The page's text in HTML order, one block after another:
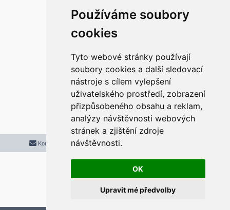
Používáme soubory
cookies
Tyto webové stránky používají
soubory cookies a další sledovací
nástroje s cílem vylepšení
uživatelského prostředí, zobrazení
přizpůsobeného obsahu a reklam,
analýzy návštěvnosti webových
stránek a zjištění zdroje
návštěvnosti.
OK
Upravit mé předvolby
Re: Klasický Start a Hlavní panel ve
Windows 11
p
e
k
pon 31. bře 2025 11:21:45
Odpovědět
5 příspěvků • Stránka
Smazat cookies
Kontaktujte mě/nás
2020 © ASTRA - CZ s.r.o.
® Forum Software © phpBB Limited
Optimized by:phpBB SEO